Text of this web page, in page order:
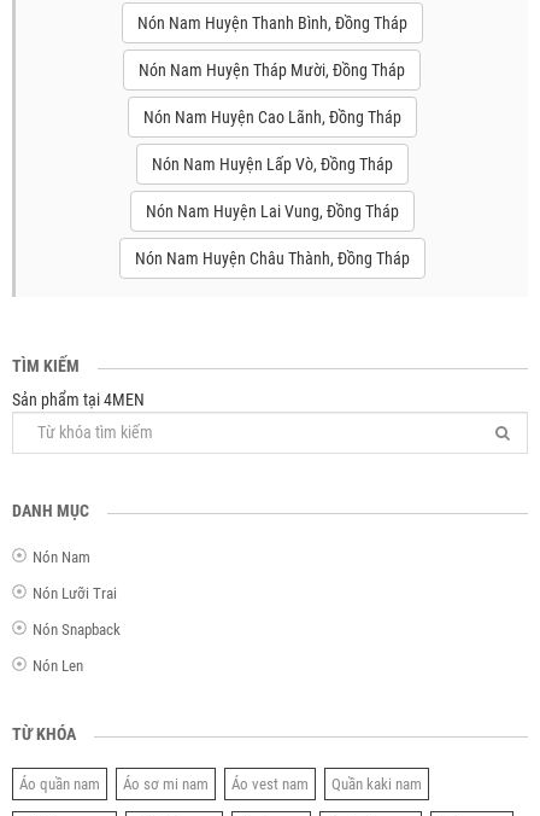
Nón Nam Huyện Thanh Bình, Đồng Tháp
Nón Nam Huyện Tháp Mười, Đồng Tháp
Nón Nam Huyện Cao Lãnh, Đồng Tháp
Nón Nam Huyện Lấp Vò, Đồng Tháp
Nón Nam Huyện Lai Vung, Đồng Tháp
Nón Nam Huyện Châu Thành, Đồng Tháp
TÌM KIẾM
Sản phẩm tại 4MEN
DANH MỤC
Nón Nam
Nón Lưỡi Trai
Nón Snapback
Nón Len
TỪ KHÓA
Áo quần nam Áo sơ mi nam Áo vest nam Quần kaki nam